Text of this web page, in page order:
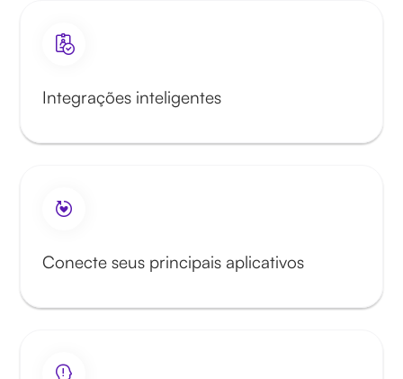
Integrações inteligentes
Conecte seus principais aplicativos